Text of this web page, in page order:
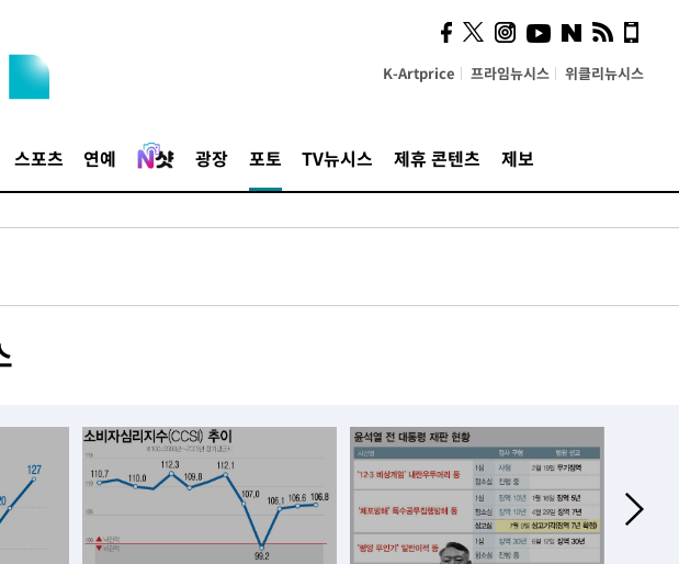
K-Artprice 프라임뉴시스 위클리뉴시스
스포츠 연예 광장 포토 TV뉴시스 제휴 콘텐츠 제보